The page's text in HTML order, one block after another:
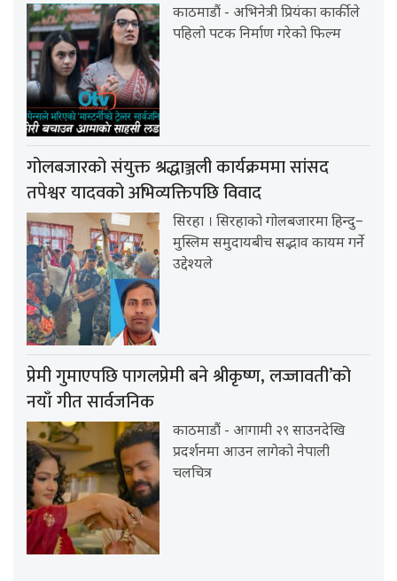
काठमाडौं - अभिनेत्री प्रियंका कार्कीले
पहिलो पटक निर्माण गरेको फिल्म
गोलबजारको संयुक्त श्रद्धाञ्जली कार्यक्रममा सांसद
तपेश्वर यादवको अभिव्यक्तिपछि विवाद
सिरहा । सिरहाको गोलबजारमा हिन्दु–
मुस्लिम समुदायबीच सद्भाव कायम गर्ने
उद्देश्यले
प्रेमी गुमाएपछि पागलप्रेमी बने श्रीकृष्ण, लज्जावती’को
नयाँ गीत सार्वजनिक
काठमाडौं - आगामी २९ साउनदेखि
प्रदर्शनमा आउन लागेको नेपाली
चलचित्र